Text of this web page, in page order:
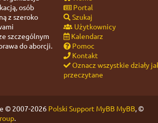
osób
z szeroko
szczególnym
do aborcji.
Portal
Szukaj
Użytkownicy
Kalendarz
Pomoc
Kontakt
Oznacz wszystkie działy
przeczytane
© 2007-2026 Polski Support MyBB MyBB, ©
.